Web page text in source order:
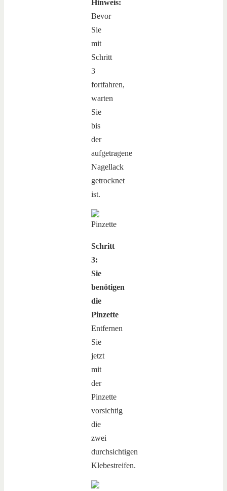
Hinweis:
Bevor
Sie
mit
Schritt
3
fortfahren,
warten
Sie
bis
der
aufgetragene
Nagellack
getrocknet
ist.
Schritt
3:
Sie
benötigen
die
Pinzette
Entfernen
Sie
jetzt
mit
der
Pinzette
vorsichtig
die
zwei
durchsichtigen
Klebestreifen.